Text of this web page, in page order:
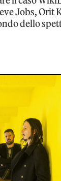
Jobs, Orit
dello